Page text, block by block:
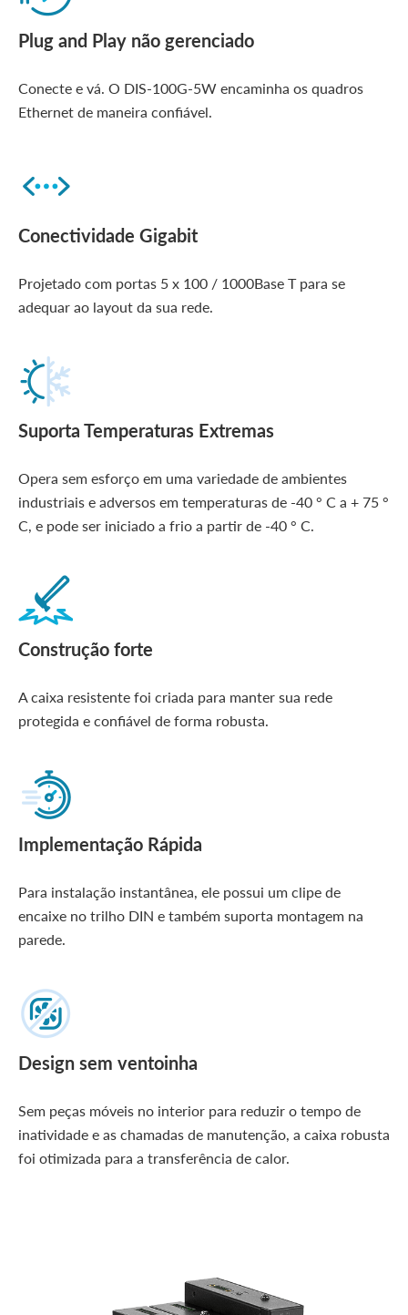
Plug and Play não gerenciado
Conecte e vá. O DIS-100G-5W encaminha os quadros
Ethernet de maneira confiável.
Conectividade Gigabit
Projetado com portas 5 x 100 / 1000Base T para se
adequar ao layout da sua rede.
Suporta Temperaturas Extremas
Opera sem esforço em uma variedade de ambientes
industriais e adversos em temperaturas de -40 ° C a + 75 °
C, e pode ser iniciado a frio a partir de -40 ° C.
Construção forte
A caixa resistente foi criada para manter sua rede
protegida e confiável de forma robusta.
Implementação Rápida
Para instalação instantânea, ele possui um clipe de
encaixe no trilho DIN e também suporta montagem na
parede.
Design sem ventoinha
Sem peças móveis no interior para reduzir o tempo de
inatividade e as chamadas de manutenção, a caixa robusta
foi otimizada para a transferência de calor.